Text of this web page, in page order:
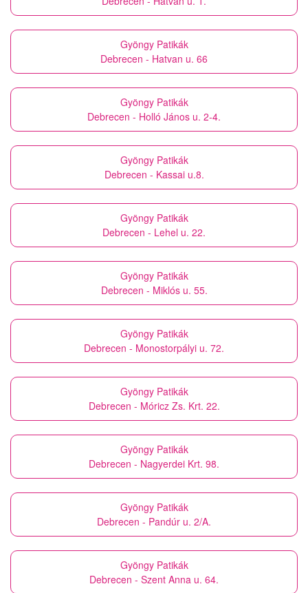
Gyöngy Patikák
Debrecen - Hatvan u. 66
Gyöngy Patikák
Debrecen - Holló János u. 2-4.
Gyöngy Patikák
Debrecen - Kassai u.8.
Gyöngy Patikák
Debrecen - Lehel u. 22.
Gyöngy Patikák
Debrecen - Miklós u. 55.
Gyöngy Patikák
Debrecen - Monostorpályi u. 72.
Gyöngy Patikák
Debrecen - Móricz Zs. Krt. 22.
Gyöngy Patikák
Debrecen - Nagyerdei Krt. 98.
Gyöngy Patikák
Debrecen - Pandúr u. 2/A.
Gyöngy Patikák
Debrecen - Szent Anna u. 64.